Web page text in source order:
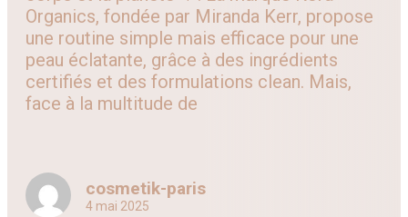
Organics, fondée par Miranda Kerr, propose
une routine simple mais efficace pour une
peau éclatante, grâce à des ingrédients
certifiés et des formulations clean. Mais,
face à la multitude de
cosmetik-paris
4 mai 2025